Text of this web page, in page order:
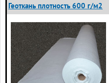
Геоткань плотность 600 г/м2